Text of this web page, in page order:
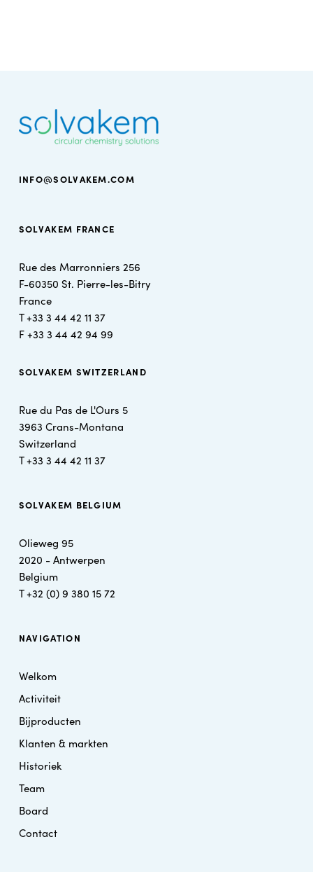
INFO@SOLVAKEM.COM
SOLVAKEM FRANCE
Rue des Marronniers 256
F-60350 St. Pierre-les-Bitry
France
T +33 3 44 42 11 37
F +33 3 44 42 94 99
SOLVAKEM SWITZERLAND
Rue du Pas de L'Ours 5
3963 Crans-Montana
Switzerland
T +33 3 44 42 11 37
SOLVAKEM BELGIUM
Olieweg 95
2020 - Antwerpen
Belgium
T+32 (0) 9 380 15 72
NAVIGATION
Welkom
Activiteit
Bijproducten
Klanten & markten
Historiek
Team
Board
Contact